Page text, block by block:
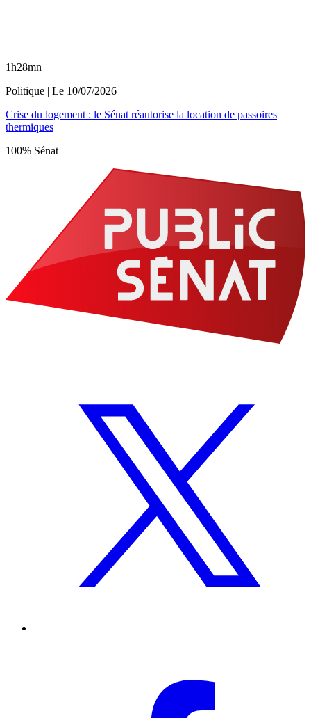
1h28mn
Politique | Le 10/07/2026
Crise du logement : le Sénat réautorise la location de passoires
thermiques
100% Sénat